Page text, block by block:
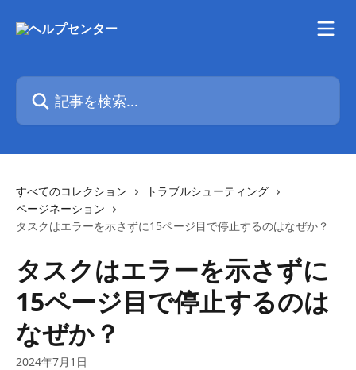
記事を検索...
すべてのコレクション
トラブルシューティング
ページネーション
タスクはエラーを示さずに15ページ目で停止するのはなぜか？
タスクはエラーを示さずに
15ページ目で停止するのは
なぜか？
2024年7月1日